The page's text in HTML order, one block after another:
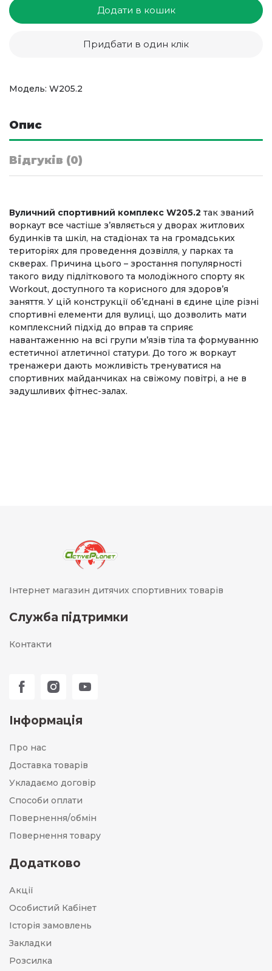
Додати в кошик
Придбати в один клік
Модель: W205.2
Опис
Відгуків (0)
Вуличний спортивний комплекс W205.2 так званий
воркаут все частіше з’являється у дворах житлових
будинків та шкіл, на стадіонах та на громадських
територіях для проведення дозвілля, у парках та
скверах. Причина цього – зростання популярності
такого виду підліткового та молодіжного спорту як
Workout, доступного та корисного для здоров’я
заняття. У цій конструкції об’єднані в єдине ціле різні
спортивні елементи для вулиці, що дозволить мати
комплексний підхід до вправ та сприяє
навантаженню на всі групи м’язів тіла та формуванню
естетичної атлетичної статури. До того ж воркаут
тренажери дають можливість тренуватися на
спортивних майданчиках на свіжому повітрі, а не в
задушливих фітнес-залах.
Інтернет магазин дитячих спортивних товарів
Служба підтримки
Контакти
Інформація
Про нас
Доставка товарів
Укладаємо договір
Способи оплати
Повернення/обмін
Повернення товару
Додатково
Акції
Особистий Кабінет
Історія замовлень
Закладки
Розсилка